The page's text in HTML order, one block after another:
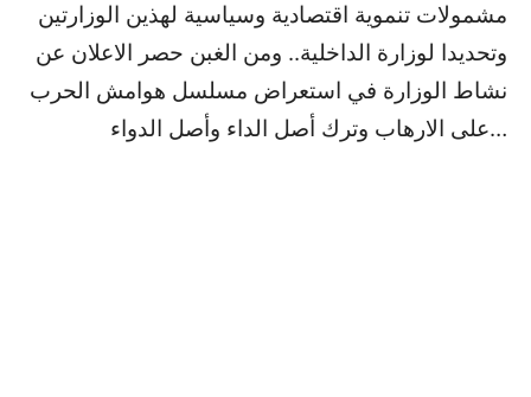
مشمولات تنموية اقتصادية وسياسية لهذين الوزارتين
وتحديدا لوزارة الداخلية.. ومن الغبن حصر الاعلان عن
نشاط الوزارة في استعراض مسلسل هوامش الحرب
على الارهاب وترك أصل الداء وأصل الدواء…